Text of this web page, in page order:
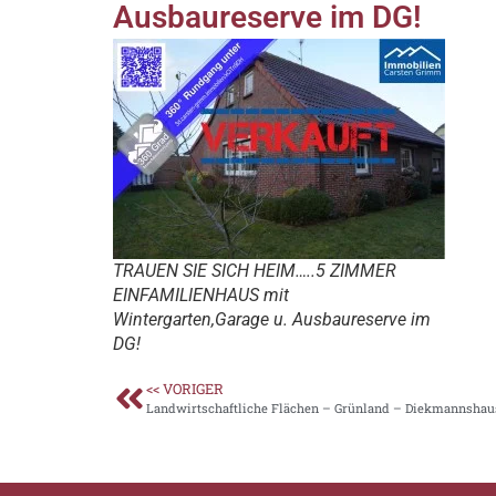
Ausbaureserve im DG!
TRAUEN SIE SICH HEIM…..5 ZIMMER
EINFAMILIENHAUS mit
Wintergarten,Garage u. Ausbaureserve im
DG!
<< VORIGER
Landwirtschaftliche Flächen – Grünland –